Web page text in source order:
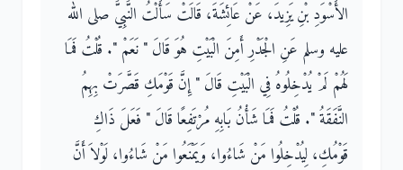
الأَسْوَدِ بْنِ يَزِيدَ، عَنْ عَائِشَةَ، قَالَتْ سَأَلْتُ النَّبِيَّ صلى الله
عليه وسلم عَنِ الْجَدْرِ أَمِنَ الْبَيْتِ هُوَ قَالَ ‏"‏ نَعَمْ ‏"‏‏.‏ قُلْتُ فَمَا
لَهُمْ لَمْ يُدْخِلُوهُ فِي الْبَيْتِ قَالَ ‏"‏ إِنَّ قَوْمَكِ قَصَّرَتْ بِهِمُ
النَّفَقَةُ ‏"‏‏.‏ قُلْتُ فَمَا شَأْنُ بَابِهِ مُرْتَفِعًا قَالَ ‏"‏ فَعَلَ ذَاكِ
قَوْمُكِ، لِيُدْخِلُوا مَنْ شَاءُوا، وَيَمْنَعُوا مَنْ شَاءُوا، لَوْلاَ أَنَّ